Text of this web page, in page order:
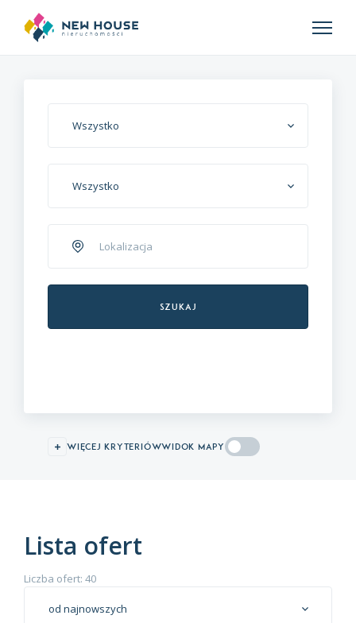
Wszystko
Wszystko
Szukaj
więcej kryteriówWIDOK MAPY
Lista ofert
Liczba ofert: 40
od najnowszych